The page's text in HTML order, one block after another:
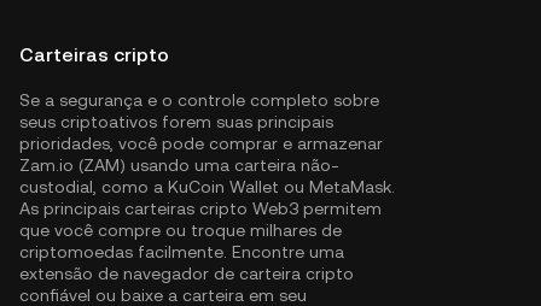
Carteiras cripto
Se a segurança e o controle completo sobre
seus criptoativos forem suas principais
prioridades, você pode comprar e armazenar
Zam.io (ZAM) usando uma carteira não-
custodial, como a KuCoin Wallet ou MetaMask.
As principais carteiras cripto Web3 permitem
que você compre ou troque milhares de
criptomoedas facilmente. Encontre uma
extensão de navegador de carteira cripto
confiável ou baixe a carteira em seu